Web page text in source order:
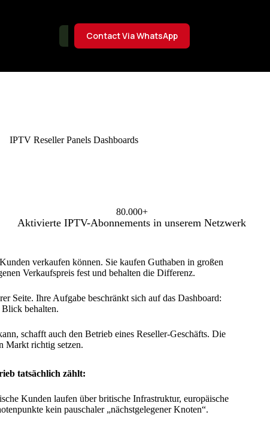
Home IPTV Reseller Plans
Contact Via WhatsApp
80.000+
Aktivierte IPTV-Abonnements in unserem Netzwerk
verkaufen können. Sie kaufen Guthaben in großen
Verkaufspreis fest und behalten die Differenz.
Seite. Ihre Aufgabe beschränkt sich auf das Dashboard:
behalten.
schafft auch den Betrieb eines Reseller-Geschäfts. Die
Markt richtig setzen.
tatsächlich zählt:
Kunden laufen über britische Infrastruktur, europäische
kein pauschaler „nächstgelegener Knoten“.